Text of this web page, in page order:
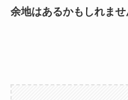
余地はあるかもしれませ